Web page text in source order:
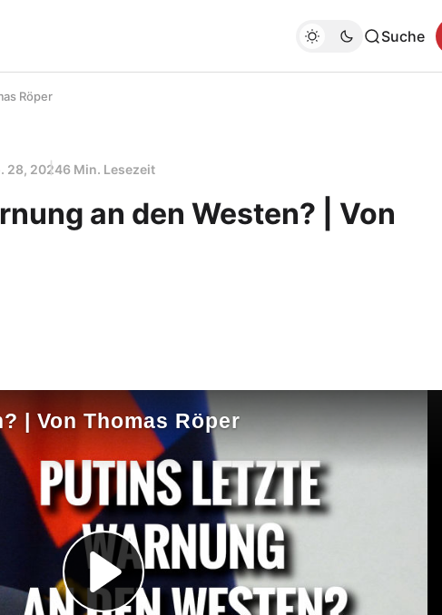
Suche
Röper
28, 20246 Min. Lesezeit
an den Westen? | Von